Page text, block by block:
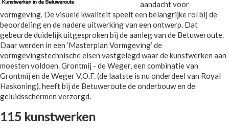
aandacht voor
vormgeving. De visuele kwaliteit speelt een belangrijke rol bij de
beoordeling en de nadere uitwerking van een ontwerp. Dat
gebeurde duidelijk uitgesproken bij de aanleg van de Betuweroute.
Daar werden in een ‘Masterplan Vormgeving’ de
vormgevingstechnische eisen vastgelegd waar de kunstwerken aan
moesten voldoen. Grontmij - de Weger, een combinatie van
Grontmij en de Weger V.O.F. (de laatste is nu onderdeel van Royal
Haskoning), heeft bij de Betuweroute de onderbouw en de
geluidsschermen verzorgd.
115 kunstwerken